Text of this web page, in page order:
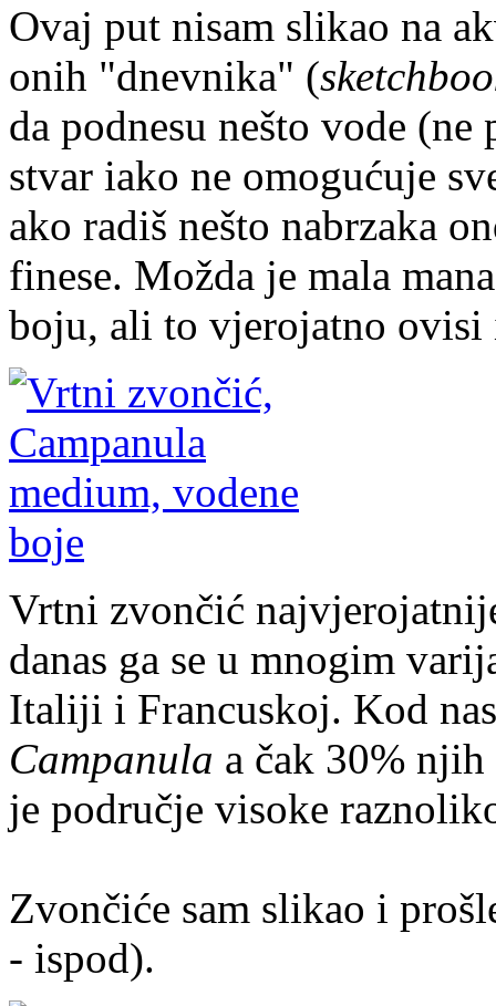
Ovaj put nisam slikao na
onih "dnevnika" (
da podnesu nešto vode
stvar iako ne omogućuje
ako radiš nešto nabrzaka
finese. Možda je mala
boju, ali to vjerojatno
Vrtni zvončić
danas ga se u mnogim
Italiji i Francuskoj. Kod
Campanula a čak 30%
je područje visoke
Zvončiće sam slikao i
- ispod).